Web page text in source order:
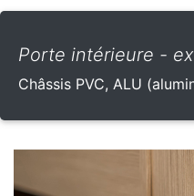
Porte intérieure -
Châssis PVC, ALU